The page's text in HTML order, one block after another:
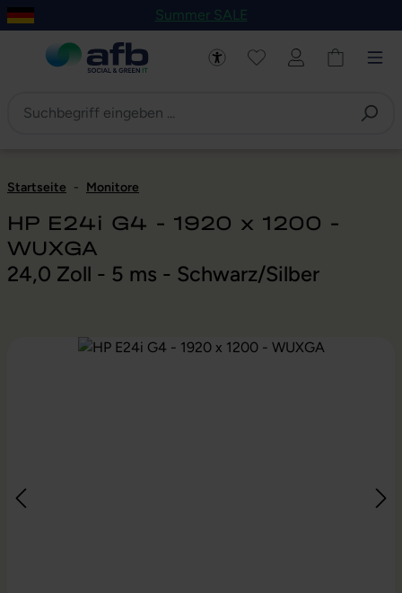
Hauptinhalt springen
Zur Navigation der B2B-Plattform springen
Summer SALE
Startseite - Monitore
HP E24i G4 - 1920 x 1200 -
WUXGA
24,0 Zoll - 5 ms - Schwarz/Silber
Bildergalerie überspringen